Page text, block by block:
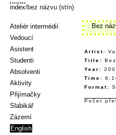
index/bez názvu (stín)
Ateliér intermédií
Vedoucí
Asistent
Studenti
Absolventi
Aktivity
Přijímačky
Slabikář
Zázemí
English
Bez
Artist:
Title:
Year:
Time:
Format:
Počet